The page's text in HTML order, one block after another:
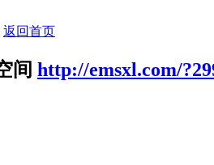
返回首页
间 http://emsxl.com/